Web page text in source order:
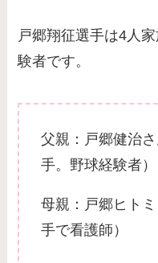
戸郷翔征選手は4人
験者です。
父親：戸郷健治
手。野球経験者）
母親：戸郷ヒト
手で看護師）